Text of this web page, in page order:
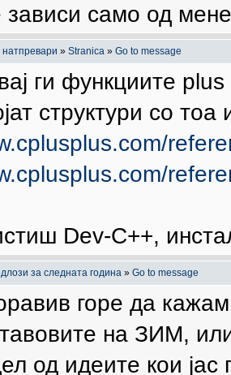
зависи само од
» Stranica » Go to message
ги функциите
структури со тоа
Dev-C++,
за следната година » Go to message
горе да
на ЗИМ,
од идеите кои